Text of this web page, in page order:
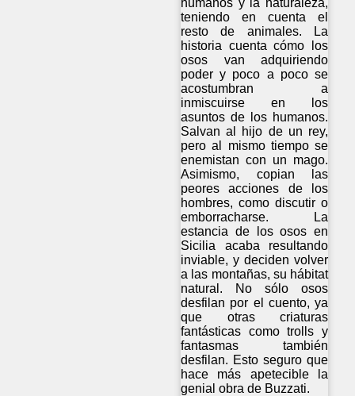
teniendo en cuenta el
resto de animales. La
historia cuenta cómo los
osos van adquiriendo
poder y poco a poco se
acostumbran a
inmiscuirse en los
asuntos de los humanos.
Salvan al hijo de un rey,
pero al mismo tiempo se
enemistan con un mago.
Asimismo, copian las
peores acciones de los
hombres, como discutir o
emborracharse. La
estancia de los osos en
Sicilia acaba resultando
inviable, y deciden volver
a las montañas, su hábitat
natural. No sólo osos
desfilan por el cuento, ya
que otras criaturas
fantásticas como trolls y
fantasmas también
desfilan. Esto seguro que
hace más apetecible la
genial obra de Buzzati.